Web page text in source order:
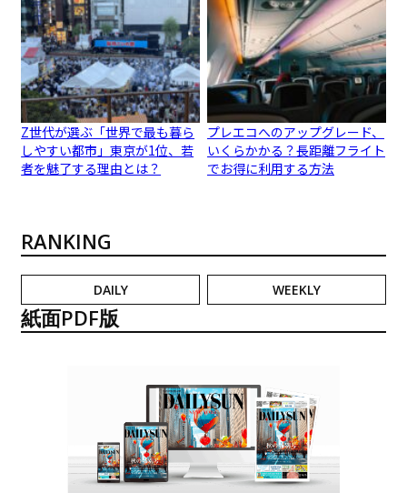
Z世代が選ぶ「世界で最も暮ら
しやすい都市」東京が1位、若
者を魅了する理由とは？
プレエコへのアップグレード、
いくらかかる？長距離フライト
でお得に利用する方法
RANKING
DAILY WEEKLY
紙面PDF版